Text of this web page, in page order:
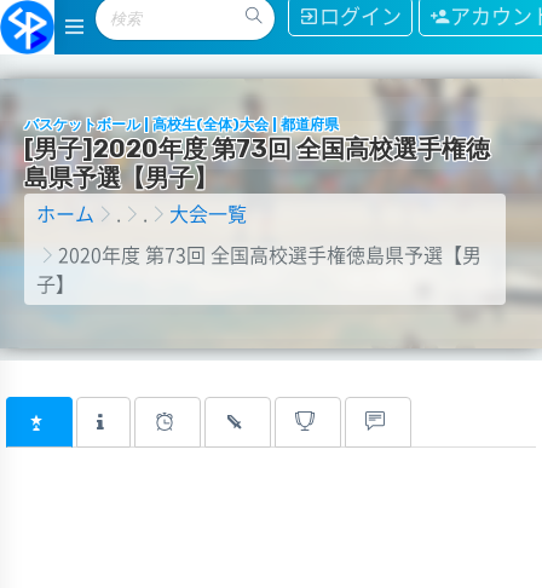
ログイン アカウン
バスケットボール | 高校生(全体)大会 | 都道府県
[男子] 2020年度第73回 全国高校選手権徳
島県予選【男子】
ホーム 大会一覧
2020年度 第73回 全国高校選手権徳島県予選【男
子】